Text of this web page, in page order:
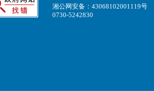
湘公网安备：43068102001119号
0730-5242830